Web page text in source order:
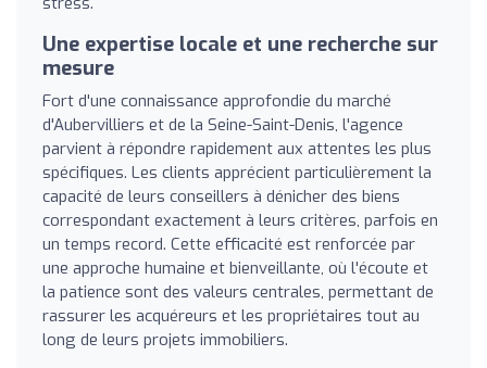
Une expertise locale et une recherche sur
mesure
Fort d'une connaissance approfondie du marché
d'Aubervilliers et de la Seine-Saint-Denis, l'agence
parvient à répondre rapidement aux attentes les plus
spécifiques. Les clients apprécient particulièrement la
capacité de leurs conseillers à dénicher des biens
correspondant exactement à leurs critères, parfois en
un temps record. Cette efficacité est renforcée par
une approche humaine et bienveillante, où l'écoute et
la patience sont des valeurs centrales, permettant de
rassurer les acquéreurs et les propriétaires tout au
long de leurs projets immobiliers.